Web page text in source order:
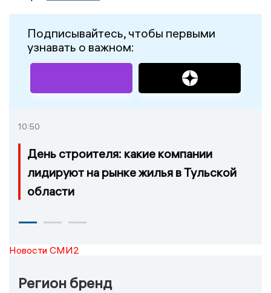
Подписывайтесь, чтобы первыми
узнавать о важном:
10:50
День строителя: какие компании
лидируют на рынке жилья в Тульской
области
Новости СМИ2
Регион бренд